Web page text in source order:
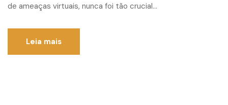
de ameaças virtuais, nunca foi tão crucial...
Leia mais